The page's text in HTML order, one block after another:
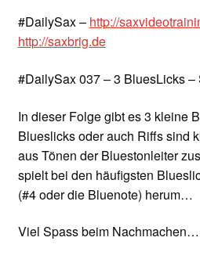
#DailySax – http://
http://saxbrig.de
#DailySax 037 – 3 BluesLicks –
In dieser Folge gibt es 3 kleine
Blueslicks oder auch Riffs sind
aus Tönen der Bluestonleiter
spielt bei den häufigsten
(#4 oder die Bluenote) herum…
Viel Spass beim Nachmachen…